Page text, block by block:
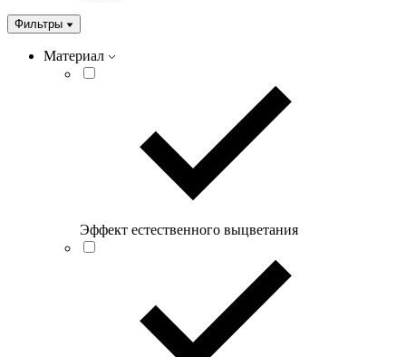
Фильтры
Материал
Эффект естественного выцветания